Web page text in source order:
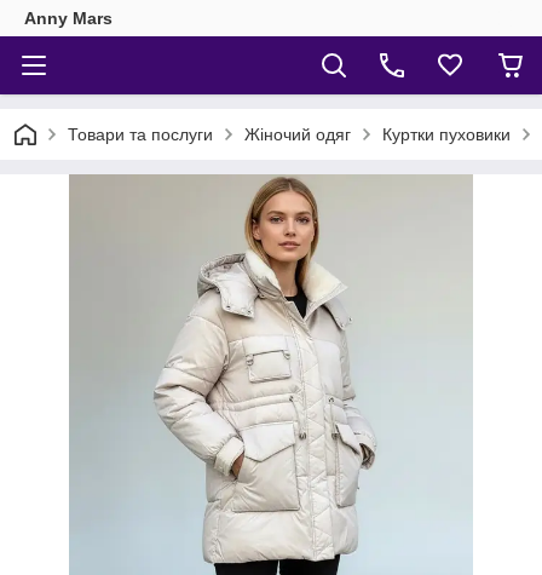
Anny Mars
Товари та послуги Жіночий одяг Куртки пуховики